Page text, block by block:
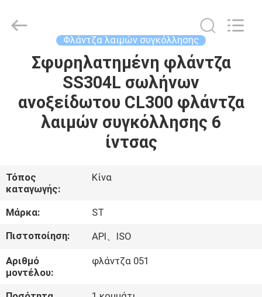
ΑΡΧΙΚΉ
ΠΡΟΪΌΝΤΑ
ΕΜΦΆΝΙΣΗ
VR
ΣΧΕΤΙΚΆ
ΜΕ
ΕΜΆΣ
Group
Φλάντζα λαιμών συγκόλλησης
Σφυρηλατημένη φλάντζα
SS304L σωλήνων
ανοξείδωτου CL300 φλάντζα
λαιμών συγκόλλησης 6
ίντσας
Τόπος
καταγωγής:
Κίνα
Μάρκα:
ST
Πιστοποίηση:
API、ISO
Αριθμό
μοντέλου:
φλάντζα 051